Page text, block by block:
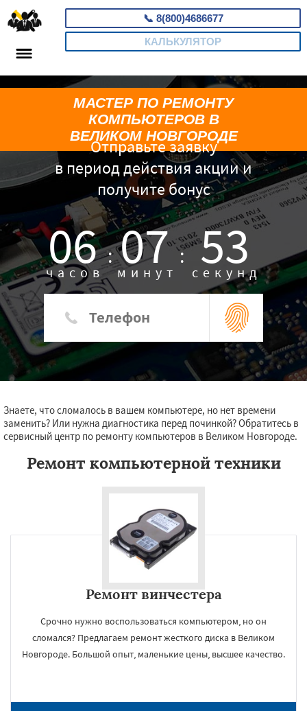
📞 8(800)4686677
КАЛЬКУЛЯТОР
Отправьте заявку
в период действия акции и
получите бонус
06 :
часов 07 :
минут 52
секунд
МАСТЕР ПО РЕМОНТУ
КОМПЬЮТЕРОВ В
ВЕЛИКОМ НОВГОРОДЕ
Знаете, что сломалось в вашем компьютере, но нет времени
заменить? Или нужна диагностика перед починкой? Обратитесь в
сервисный центр по ремонту компьютеров в Великом Новгороде.
Ремонт компьютерной техники
Ремонт винчестера
Срочно нужно воспользоваться компьютером, но он
сломался? Предлагаем ремонт жесткого диска в Великом
Новгороде. Большой опыт, маленькие цены, высшее качество.